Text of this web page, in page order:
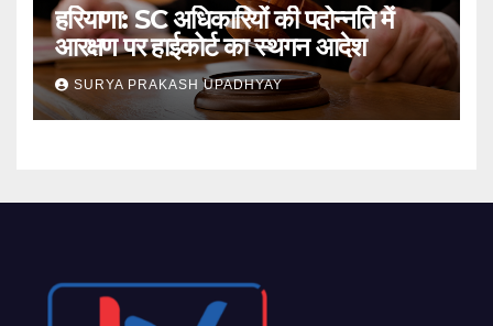
हरियाणा: SC अधिकारियों की पदोन्नति में
आरक्षण पर हाईकोर्ट का स्थगन आदेश
SURYA PRAKASH UPADHYAY